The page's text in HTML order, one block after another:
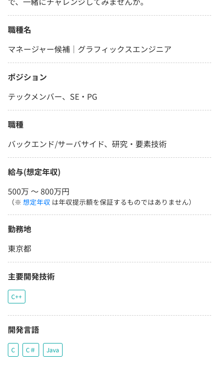
職種名
マネージャー候補｜グラフィックスエンジニア
ポジション
テックメンバー、SE・PG
職種
バックエンド/サーバサイド、研究・要素技術
給与(想定年収)
500万 〜 800万円
（※ 想定年収 は年収提示額を保証するものではありません）
勤務地
東京都
主要開発技術
C++
開発言語
C C＃ Java